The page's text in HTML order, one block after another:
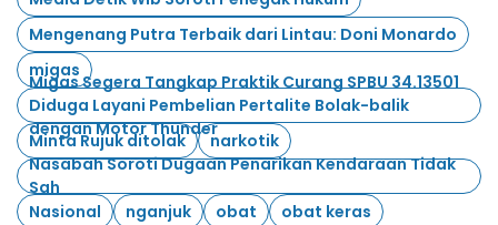
Mengenang Putra Terbaik dari Lintau: Doni Monardo
migas
Migas Segera Tangkap Praktik Curang SPBU 34.13501
Diduga Layani Pembelian Pertalite Bolak-balik
dengan Motor Thunder
Minta Rujuk ditolak
narkotik
Nasabah Soroti Dugaan Penarikan Kendaraan Tidak
Sah
Nasional
nganjuk obat
obat keras